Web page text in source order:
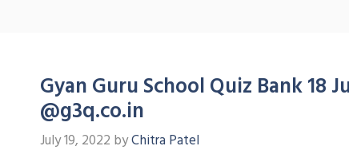
Gyan Guru School Quiz Bank 18
@g3q.co.in
July 19, 2022 byChitra Patel